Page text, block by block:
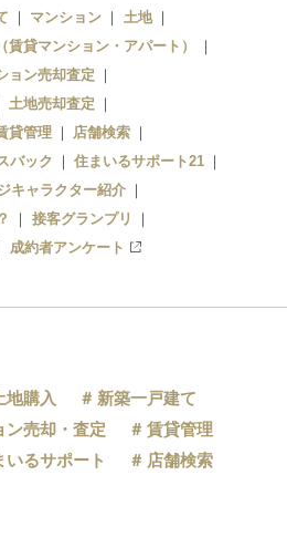
マンション
土地
賃貸マンション・アパート）
ョン売却査定
土地売却査定
貸管理
店舗検索
バック
住まいるサポート21
キャラクター紹介
接客グランプリ
成約者アンケート
地購入
新築一戸建て
ン売却・査定
賃貸管理
いるサポート
店舗検索